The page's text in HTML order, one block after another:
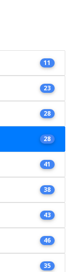
11
23
28
28
41
38
43
46
35